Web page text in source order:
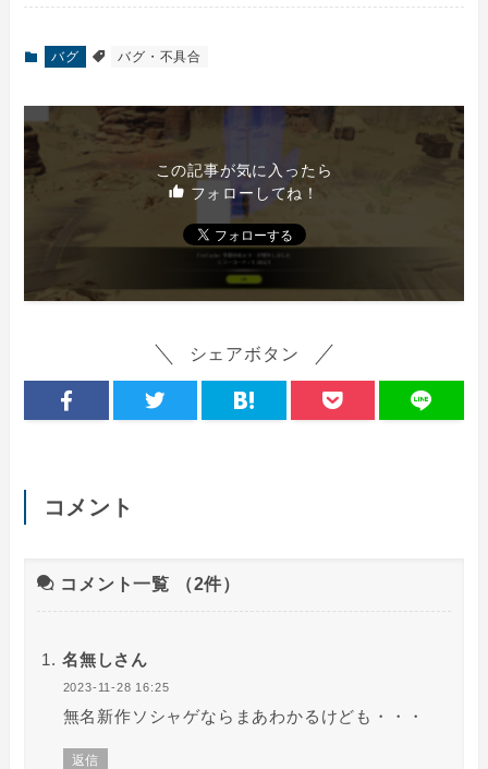
バグ バグ・不具合
この記事が気に入ったら
フォローしてね！
シェアボタン
コメント
コメント一覧 （2件）
名無しさん
2023-11-28 16:25
無名新作ソシャゲならまあわかるけども・・・
返信